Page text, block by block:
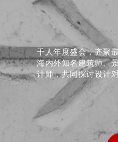
千人年度盛会，齐聚
海内外知名建筑师、
计师，共同探讨设计